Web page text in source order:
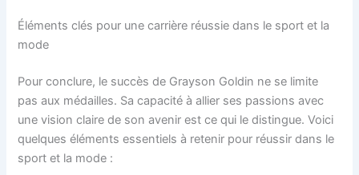
Éléments clés pour une carrière réussie dans le sport et la
mode
Pour conclure, le succès de Grayson Goldin ne se limite
pas aux médailles. Sa capacité à allier ses passions avec
une vision claire de son avenir est ce qui le distingue. Voici
quelques éléments essentiels à retenir pour réussir dans le
sport et la mode :